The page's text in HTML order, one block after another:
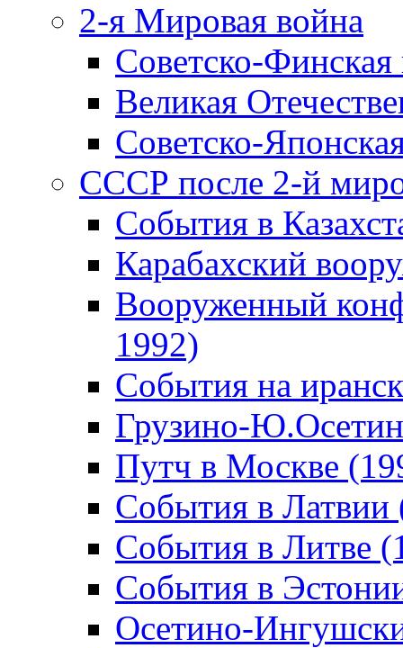
2-я Мировая война
Советско-
Великая
Советско-
СССР после 2-й
События в
Карабахский
Вооруженный
1992)
События на
Грузино-
Путч в Москве
События в Латвии
События в Литве
События в
Осетино-